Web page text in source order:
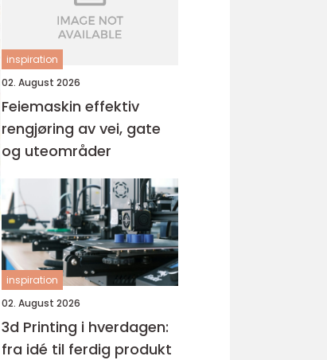
inspiration
02. August 2026
Feiemaskin effektiv
rengjøring av vei, gate
og uteområder
inspiration
02. August 2026
3d Printing i hverdagen:
fra idé til ferdig produkt